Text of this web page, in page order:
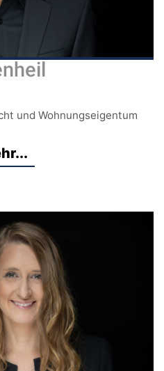
und Wohnungseigentum